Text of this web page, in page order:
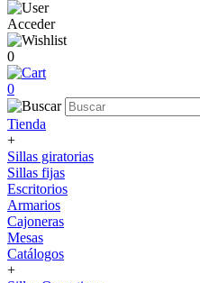
Acceder
0
0
Tienda
+
Sillas giratorias
Sillas fijas
Escritorios
Armarios
Cajoneras
Mesas
Catálogos
+